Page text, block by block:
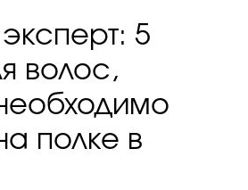
5
волос,
полке в